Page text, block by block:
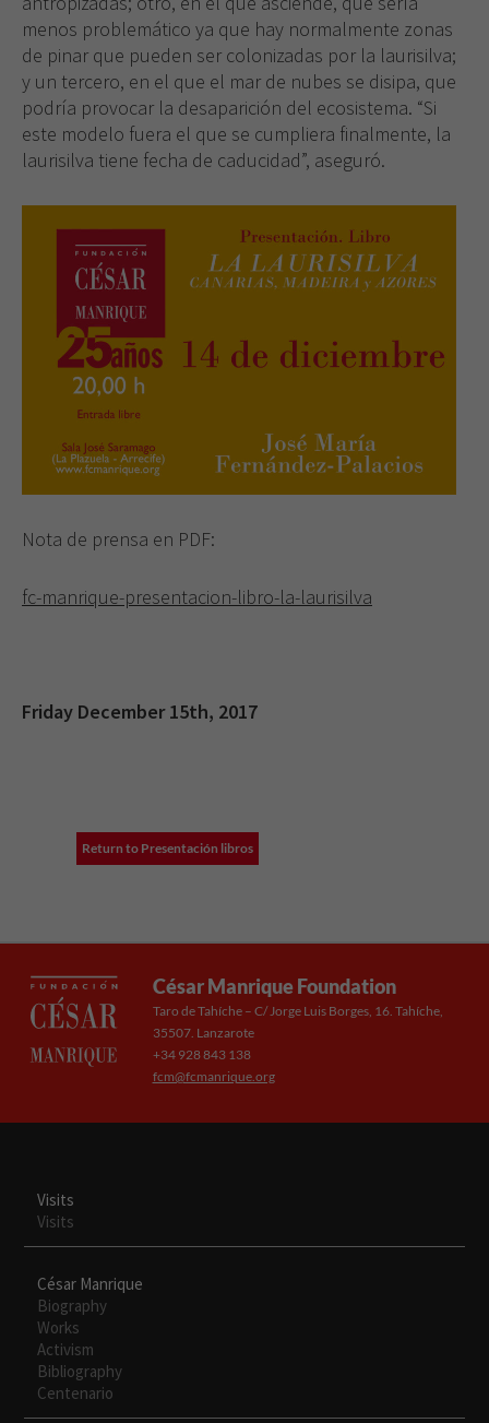
menos problemático ya que hay normalmente zonas
de pinar que pueden ser colonizadas por la laurisilva;
y un tercero, en el que el mar de nubes se disipa, que
podría provocar la desaparición del ecosistema. “Si
este modelo fuera el que se cumpliera finalmente, la
laurisilva tiene fecha de caducidad”, aseguró.
Nota de prensa en PDF:
fc-manrique-presentacion-libro-la-laurisilva
Friday December 15th, 2017
Return to Presentación libros
César Manrique Foundation
Taro de Tahíche – C/ Jorge Luis Borges, 16. Tahíche,
35507. Lanzarote
+34 928 843 138
fcm@fcmanrique.org
Visits
Visits
César Manrique
Biography
Works
Activism
Bibliography
Centenario
de la web.